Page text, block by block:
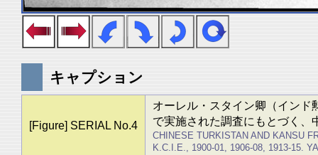
キャプション
[Figure] SERIAL No.4
オーレル・スタイン卿（インド
で実施された調査にもとづく、
CHINESE TURKISTAN AND KANSU
K.C.I.E., 1900-01, 1906-08, 1913-15.